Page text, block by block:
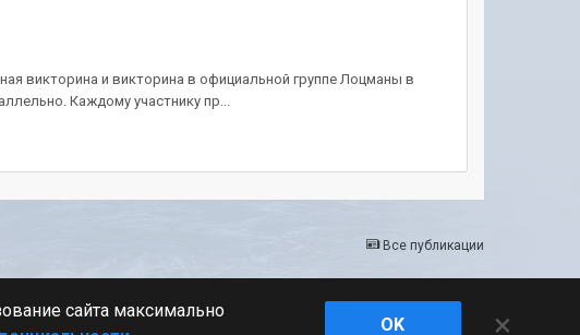
викторина и викторина в официальной группе Лоцманы в
Каждому участнику пр...
Все публикации
Powered by Invision Community
сайта максимально
OK ×